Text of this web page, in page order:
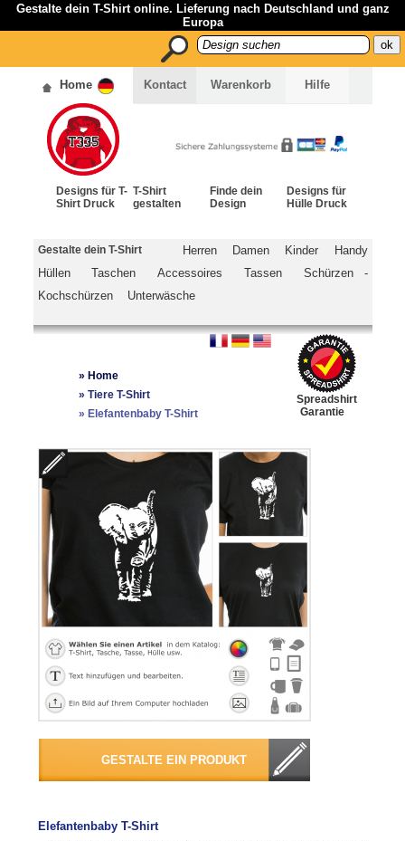
Gestalte dein T-Shirt online. Lieferung nach Deutschland und ganz
Europa
Home Kontact Warenkorb Hilfe
Designs für T-
Shirt Druck
T-Shirt
gestalten
Finde dein
Design
Designs für
Hülle Druck
Gestalte dein T-Shirt Herren Damen Kinder
Handy
Hüllen
Taschen Accessoires Tassen
Schürzen -
Kochschürzen
Unterwäsche
Spreadshirt
Garantie
» Home
» Tiere T-Shirt
» Elefantenbaby T-Shirt
Elefantenbaby T-Shirt